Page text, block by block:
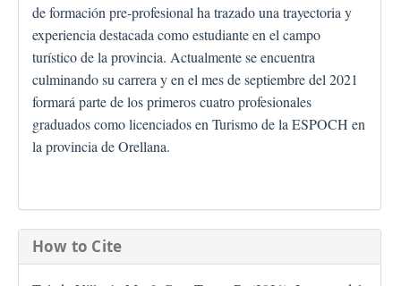
de formación pre-profesional ha trazado una trayectoria y
experiencia destacada como estudiante en el campo
turístico de la provincia. Actualmente se encuentra
culminando su carrera y en el mes de septiembre del 2021
formará parte de los primeros cuatro profesionales
graduados como licenciados en Turismo de la ESPOCH en
la provincia de Orellana.
How to Cite